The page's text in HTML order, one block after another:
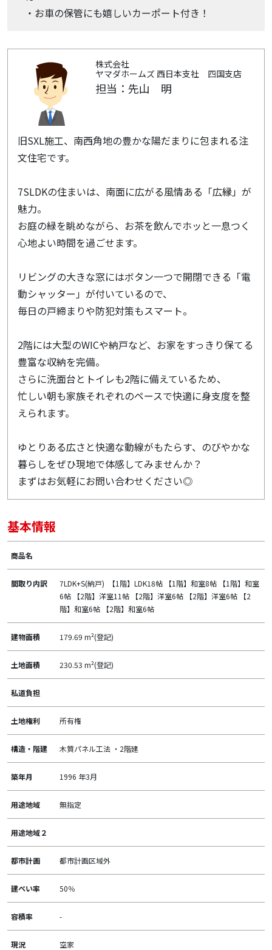
・お車の保管にも嬉しいカーポート付き！
株式会社
ヤマダホームズ 西日本支社 四国支店
担当：先山 明
旧SXL施工、南西角地の豊かな陽だまりに包まれる注
文住宅です。
7SLDKの住まいは、南面に広がる風情ある「広縁」が
魅力。
お庭の緑を眺めながら、お茶を飲んでホッと一息つく
心地よい時間を過ごせます。
リビングの大きな窓にはボタン一つで開閉できる「電
動シャッター」が付いているので、
毎日の戸締まりや防犯対策もスマート。
2階には大型のWICや納戸など、お家をすっきり保てる
豊富な収納を完備。
さらに洗面台とトイレも2階に備えているため、
忙しい朝も家族それぞれのペースで快適に身支度を整
えられます。
ゆとりある広さと快適な動線がもたらす、のびやかな
暮らしをぜひ現地で体感してみませんか？
まずはお気軽にお問い合わせください◎
基本情報
商品名
間取り内訳
7LDK+S(納戸) 【1階】LDK18帖 【1階】和室8帖 【1階】和室
6帖 【2階】洋室11帖 【2階】洋室6帖 【2階】洋室6帖 【2
階】和室6帖 【2階】和室6帖
建物面積 179.69 m²(登記)
土地面積 230.53 m²(登記)
私道負担
土地権利 所有権
構造・階建 木質パネル工法 ・2階建
築年月 1996 年3月
用途地域 無指定
用途地域２
都市計画 都市計画区域外
建ぺい率 50％
容積率 -
現況 空家